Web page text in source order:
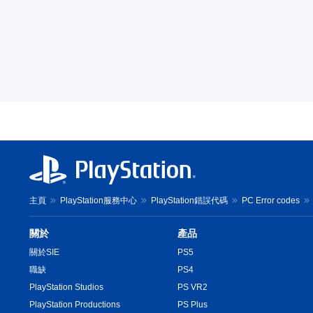
主頁 PlayStation服務中心 PlayStation錯誤代碼 PC Error codes
關於
關於SIE
職缺
PlayStation Studios
PlayStation Productions
產品
PS5
PS4
PS VR2
PS Plus